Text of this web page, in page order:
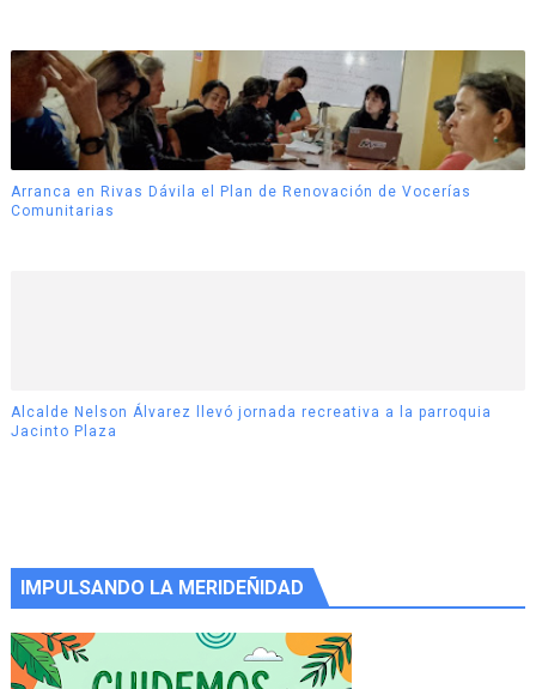
Arranca en Rivas Dávila el Plan de Renovación de Vocerías
Comunitarias
Alcalde Nelson Álvarez llevó jornada recreativa a la parroquia
Jacinto Plaza
IMPULSANDO LA MERIDEÑIDAD